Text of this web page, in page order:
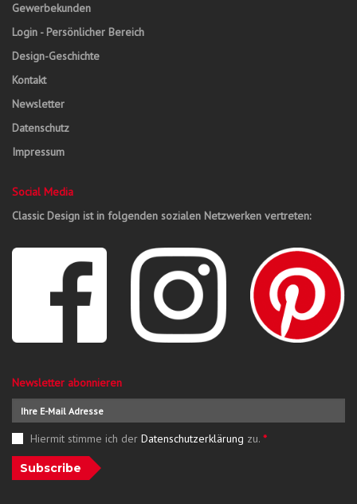
Gewerbekunden
Login - Persönlicher Bereich
Design-Geschichte
Kontakt
Newsletter
Datenschutz
Impressum
Social Media
Classic Design ist in folgenden sozialen Netzwerken vertreten:
Newsletter abonnieren
Hiermit stimme ich der Datenschutzerklärung zu. *
Subscribe